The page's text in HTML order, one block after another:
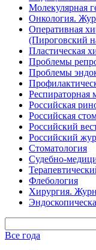
Молекулярная
Онкология.
Оперативная
(Пироговский
Пластическая
Проблемы
Проблемы
Респираторная
Российская
Российская
Российский
Российский
Стоматология
Судебно-
Флебология
Хирургия.
Все года